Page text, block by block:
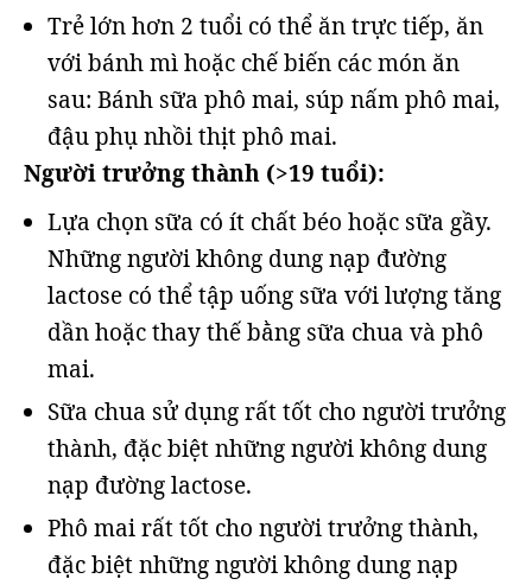
Trẻ lớn hơn 2 tuổi có thể ăn trực tiếp, ăn
với bánh mì hoặc chế biến các món ăn
sau: Bánh sữa phô mai, súp nấm phô mai,
đậu phụ nhồi thịt phô mai.
Người trưởng thành (>19 tuổi):
Lựa chọn sữa có ít chất béo hoặc sữa gầy.
Những người không dung nạp đường
lactose có thể tập uống sữa với lượng tăng
dần hoặc thay thế bằng sữa chua và phô
mai.
Sữa chua sử dụng rất tốt cho người trưởng
thành, đặc biệt những người không dung
nạp đường lactose.
Phô mai rất tốt cho người trưởng thành,
đặc biệt những người không dung nạp